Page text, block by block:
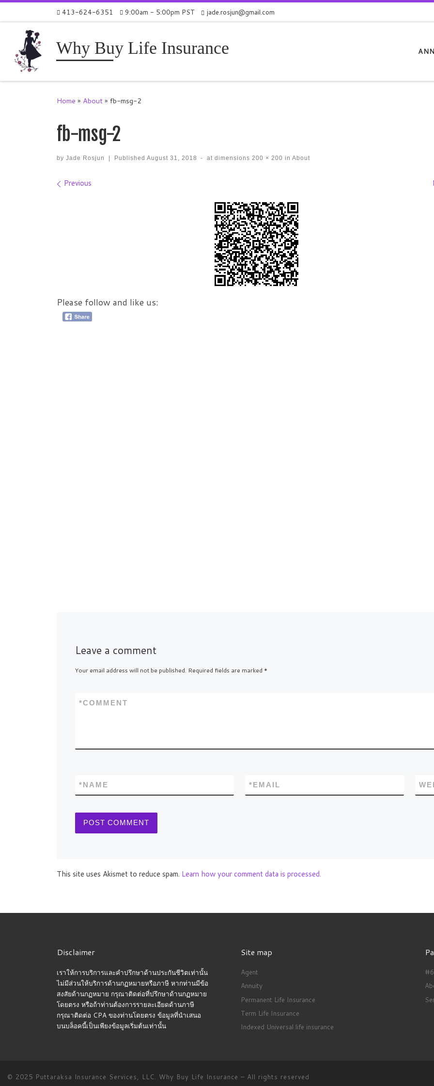
Skip to content413-624-6351 9:00am - 5:00pm PST jade.rosjun@gmail.com
Why Buy Life Insurance
Home » About» fb-msg-2
fb-msg-2
by Jade Rosjun Published August 31, 2018 - at dimensions 200 × 200 in About
Images navigation
Previous
Please follow and like us:
Leave a comment
Your email address will not be published. Required fields are marked *
COMMENT
*
NAME
* EMAIL
*
This site uses Akismet to reduce spam. Learn how your comment data is processed.
Disclaimer
เราให้การบริการและคำปรึกษาด้านประกันชีวิตเท่านั้น
ไม่มีส่วนให้บริการด้านกฏหมายหรือภาษี หากท่านมีข้อ
สงสัยด้านกฏหมาย กรุณาติดต่อที่ปรึกษาด้านกฏหมาย
โดยตรง หรือถ้าท่านต้องการรายละเอียดด้านภาษี
กรุณาติดต่อ CPA ของท่านโดยตรง ข้อมูลที่นำเสนอ
บนบล็อคนี้เป็นเพียงข้อมูลเริ่มต้นเท่านั้น
Site map
Agent
Annuity
Permanent Life Insurance
Term Life Insurance
Indexed Universal life insurance
© 2025 Puttaraksa Insurance Services, LLC. Why Buy Life Insurance – All rights reserved